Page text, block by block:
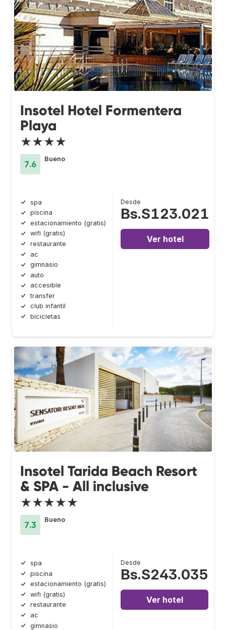
Insotel Hotel Formentera
Playa
★★★★
7.6
Bueno
spa
piscina
estacionamiento (gratis)
wifi (gratis)
restaurante
ac
gimnasio
auto
accesible
transfer
club infantil
bicicletas
Desde
Bs.S123.021
Ver hotel
Insotel Tarida Beach Resort
& SPA - All inclusive
★★★★★
7.3
Bueno
spa
piscina
estacionamiento (gratis)
wifi (gratis)
restaurante
ac
gimnasio
Desde
Bs.S243.035
Ver hotel